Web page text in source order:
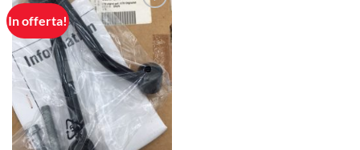
In offerta!
Aggiungi
alla lista
desideri